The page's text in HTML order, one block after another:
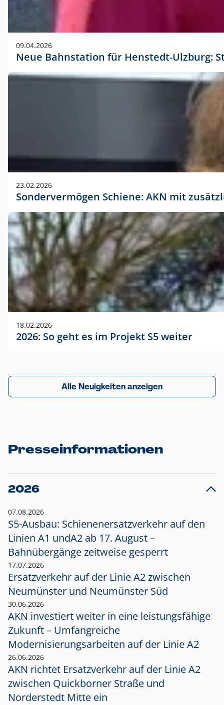
09.04.2026
Neue Bahnstation für Henstedt-Ulzburg:
23.02.2026
Sondervermögen Schiene: AKN mit
18.02.2026
2026: So geht es im Projekt S5 weiter
Alle Neuigkeiten anzeigen
Presseinformationen
2026
07.08.2026
S5-Ausbau: Schienenersatzverkehr auf den
Linien A1 undA2 ab 17. August –
Bahnübergänge zeitweise gesperrt
17.07.2026
Ersatzverkehr auf der Linie A2 zwischen
Neumünster und Neumünster Süd
30.06.2026
AKN investiert weiter in eine leistungsfähige
Zukunft – Umfangreiche
Modernisierungsarbeiten auf der Linie A2
26.06.2026
AKN richtet Ersatzverkehr auf der Linie A2
zwischen Quickborner Straße und
Norderstedt Mitte ein